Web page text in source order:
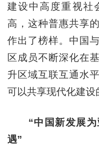
建设中高度重视社
高，这种普惠共享
作出了榜样。中国
区成员不断深化在
升区域互联互通水
可以共享现代化建设
“中国新发展
遇”